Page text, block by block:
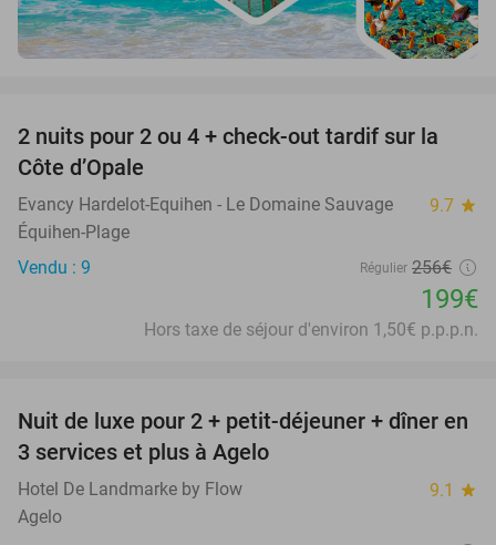
22%
2 nuits pour 2 ou 4 + check-out tardif sur la
Côte d’Opale
Evancy Hardelot-Equihen - Le Domaine Sauvage 9.7 star
Équihen-Plage
Vendu : 9
Régulier 256€
199€
Hors taxe de séjour d'environ 1,50€ p.p.p.n.
50%
Nuit de luxe pour 2 + petit-déjeuner + dîner en
3 services et plus à Agelo
Hotel De Landmarke by Flow 9.1 star
Agelo